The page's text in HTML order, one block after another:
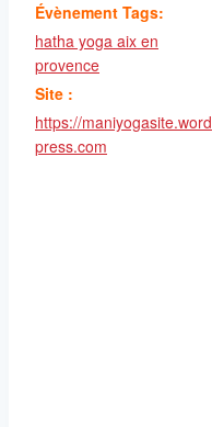
Évènement Tags:
hatha yoga aix en
provence
Site :
https://maniyogasite.word
press.com